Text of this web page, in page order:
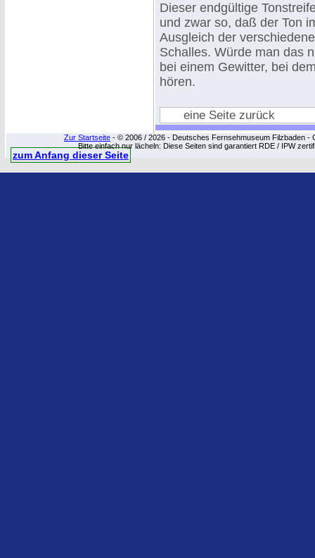
Dieser endgültige
und zwar so, daß der Ton
Ausgleich der
Schalles. Würde man das
bei einem Gewitter, bei
hören.
eine Seite zurück
Zur Startseite - © 2006 / 2026 - Deutsches Fernsehmuseum Filzbaden -
Bitte einfach nur lächeln: Diese Seiten sind garantiert RDE / IPW
zum Anfang dieser Seite